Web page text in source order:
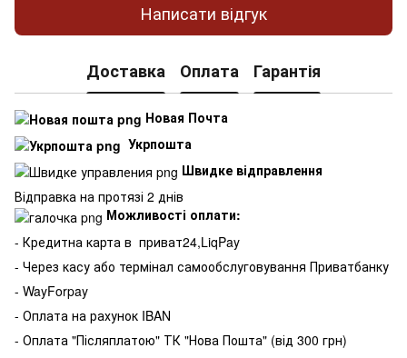
Написати відгук
Доставка Оплата Гарантія
Новая Почта
Укрпошта
Швидке відправлення
Відправка на протязі 2 днів
Можливості оплати:
- Кредитна карта в приват24,LiqPay
- Через касу або термінал самообслуговування Приватбанку
- WayForpay
- Оплата на рахунок IBAN
- Оплата "Післяплатою" ТК "Нова Пошта" (від 300 грн)